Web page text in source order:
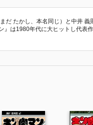
たかし、本名同じ）と中井 義
は1980年代に大ヒットし代表